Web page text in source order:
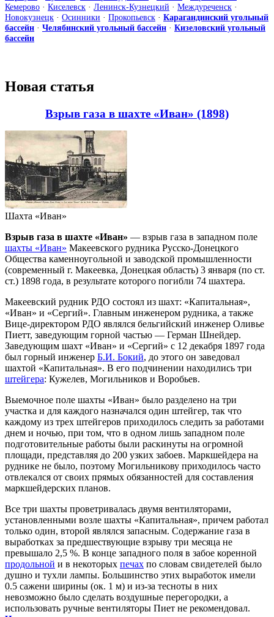
Кемерово · Киселевск · Ленинск-Кузнецкий · Междуреченск ·
Новокузнецк · Осинники · Прокопьевск · Карагандинский угольный
бассейн · Челябинский угольный бассейн · Кизеловский угольный
бассейн
Новая статья
Взрыв газа в шахте «Иван» (1898)
Шахта «Иван»
Взрыв газа в шахте «Иван» — взрыв газа в западном поле
шахты «Иван» Макеевского рудника Русско-Донецкого
Общества каменноугольной и заводской промышленности
(современный г. Макеевка, Донецкая область) 3 января (по ст.
ст.) 1898 года, в результате которого погибли 74 шахтера.
Макеевский рудник РДО состоял из шахт: «Капитальная»,
«Иван» и «Сергий». Главным инженером рудника, а также
Вице-директором РДО являлся бельгийский инженер Оливье
Пиетт, заведующим горной частью — Герман Шнейдер.
Заведующим шахт «Иван» и «Сергий» с 12 декабря 1897 года
был горный инженер Б.И. Бокий, до этого он заведовал
шахтой «Капитальная». В его подчинении находились три
штейгера: Кужелев, Могильников и Воробьев.
Выемочное поле шахты «Иван» было разделено на три
участка и для каждого назначался один штейгер, так что
каждому из трех штейгеров приходилось следить за работами
днем и ночью, при том, что в одном лишь западном поле
подготовительные работы были раскинуты на огромной
площади, представляя до 200 узких забоев. Маркшейдера на
руднике не было, поэтому Могильникову приходилось часто
отвлекался от своих прямых обязанностей для составления
маркшейдерских планов.
Все три шахты проветривалась двумя вентиляторами,
установленными возле шахты «Капитальная», причем работал
только один, второй являлся запасным. Содержание газа в
выработках за предшествующие взрыву три месяца не
превышало 2,5 %. В конце западного поля в забое коренной
продольной и в некоторых печах по словам свидетелей было
душно и тухли лампы. Большинство этих выработок имели
0.5 сажени ширины (ок. 1 м) и из-за тесноты в них
невозможно было сделать воздушные перегородки, а
использовать ручные вентиляторы Пиет не рекомендовал.